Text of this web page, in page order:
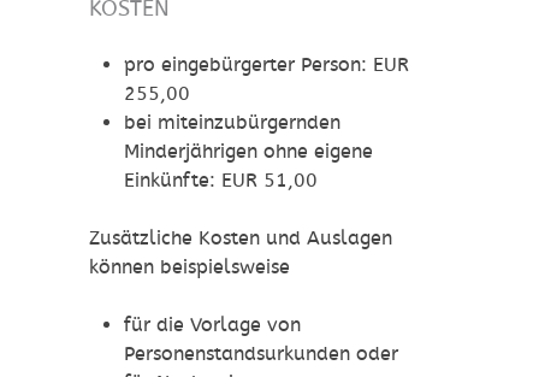
KOSTEN
pro eingebürgerter Person: EUR
255,00
bei miteinzubürgernden
Minderjährigen ohne eigene
Einkünfte: EUR 51,00
Zusätzliche Kosten und Auslagen
können beispielsweise
für die Vorlage von
Personenstandsurkunden oder